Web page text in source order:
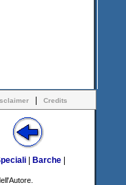
Credits
| Barche|